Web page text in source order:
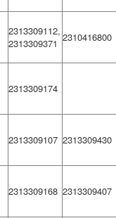
2313309112,
2313309371 2310416800
2313309174
2313309107 2313309430
2313309168 2313309407